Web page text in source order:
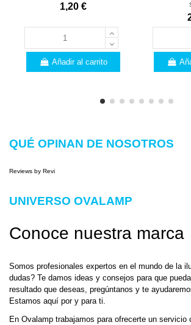
1,20 €
Añadir al carrito
QUÉ OPINAN DE NOSOTROS
Reviews by Revi
UNIVERSO OVALAMP
Conoce nuestra marca
Somos profesionales expertos en el mundo de la
dudas? Te damos ideas y consejos para que
resultado que deseas, pregúntanos y te
Estamos aquí por y para ti.
En Ovalamp trabajamos para ofrecerte un servicio